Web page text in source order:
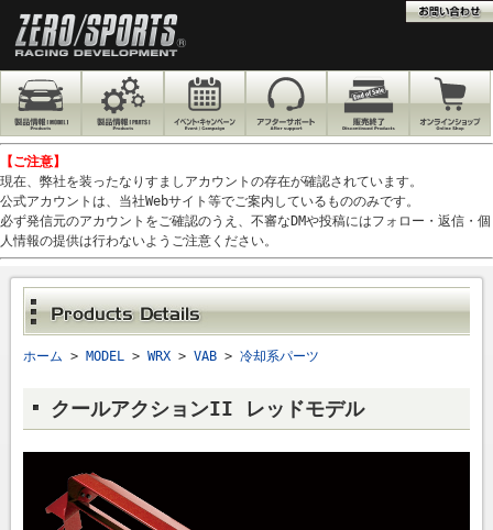
【ご注意】
現在、弊社を装ったなりすましアカウントの存在が確認されています。
公式アカウントは、当社Webサイト等でご案内しているもののみです。
必ず発信元のアカウントをご確認のうえ、不審なDMや投稿にはフォロー・返信・個
人情報の提供は行わないようご注意ください。
ホーム > MODEL> WRX> VAB> 冷却系パーツ
クールアクションII レッドモデル